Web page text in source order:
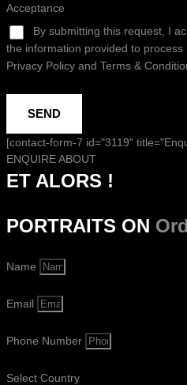
Acceptance
By submitting this request, I
the information provided to
Privacy Policy and Terms &
SEND
[contact-form-7 id="3119"
ENQUIRE ABOUT
ET ALORS !
PORTRAITS ON
Name
Email
Phone Number
Select Country